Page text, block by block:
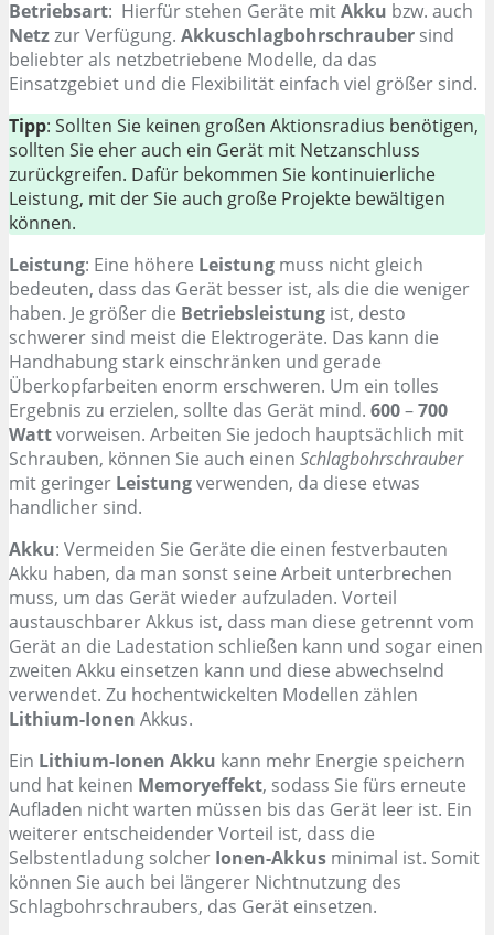
Betriebsart: Hierfür stehen Geräte mitAkku bzw. auch
Netzzur Verfügung. Akkuschlagbohrschrauber sind
beliebter als netzbetriebene Modelle, da das
Einsatzgebiet und die Flexibilität einfach viel größer sind.
Tipp: Sollten Sie keinen großen Aktionsradius benötigen,
sollten Sie eher auch ein Gerät mit Netzanschluss
zurückgreifen. Dafür bekommen Sie kontinuierliche
Leistung, mit der Sie auch große Projekte bewältigen
können.
Leistung: Eine höhere Leistung muss nicht gleich
bedeuten, dass das Gerät besser ist, als die die weniger
haben. Je größer die Betriebsleistung ist, desto
schwerer sind meist die Elektrogeräte. Das kann die
Handhabung stark einschränken und gerade
Überkopfarbeiten enorm erschweren. Um ein tolles
Ergebnis zu erzielen, sollte das Gerät mind. 600–700
Wattvorweisen. Arbeiten Sie jedoch hauptsächlich mit
Schrauben, können Sie auch einen Schlagbohrschrauber
mit geringer Leistungverwenden, da diese etwas
handlicher sind.
Akku: Vermeiden Sie Geräte die einen festverbauten
Akku haben, da man sonst seine Arbeit unterbrechen
muss, um das Gerät wieder aufzuladen. Vorteil
austauschbarer Akkus ist, dass man diese getrennt vom
Gerät an die Ladestation schließen kann und sogar einen
zweiten Akku einsetzen kann und diese abwechselnd
verwendet. Zu hochentwickelten Modellen zählen
Lithium-Ionen Akkus.
Ein Lithium-Ionen Akku kann mehr Energie speichern
und hat keinen Memoryeffekt, sodass Sie fürs erneute
Aufladen nicht warten müssen bis das Gerät leer ist. Ein
weiterer entscheidender Vorteil ist, dass die
Selbstentladung solcher Ionen-Akkus minimal ist. Somit
können Sie auch bei längerer Nichtnutzung des
Schlagbohrschraubers, das Gerät einsetzen.